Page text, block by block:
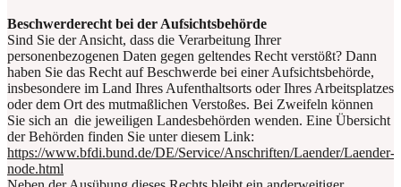
Beschwerderecht bei der Aufsichtsbehörde
Sind Sie der Ansicht, dass die Verarbeitung Ihrer
personenbezogenen Daten gegen geltendes Recht verstößt? Dann
haben Sie das Recht auf Beschwerde bei einer Aufsichtsbehörde,
insbesondere im Land Ihres Aufenthaltsorts oder Ihres Arbeitsplatzes
oder dem Ort des mutmaßlichen Verstoßes. Bei Zweifeln können
Sie sich an die jeweiligen Landesbehörden wenden. Eine Übersicht
der Behörden finden Sie unter diesem Link:
https://www.bfdi.bund.de/DE/Service/Anschriften/Laender/Laender-
node.html